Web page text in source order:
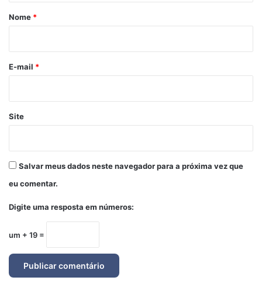
r
*
Nome *
E-mail *
Site
Salvar meus dados neste navegador para a próxima vez que
eu comentar.
Digite uma resposta em números:
um + 19 =